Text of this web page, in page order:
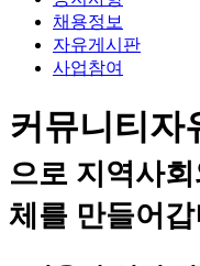
채용정보
자유게시판
사업참여
커뮤니티자
으로 지역사
체를 만들어